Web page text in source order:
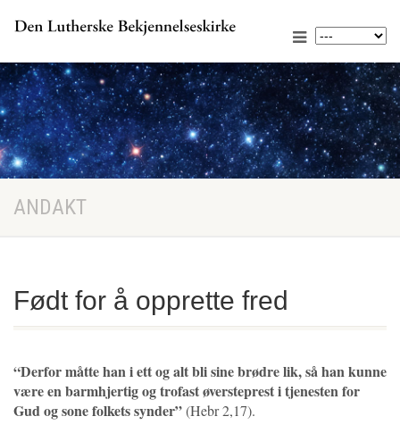
ANDAKT
Født for å opprette fred
“Derfor måtte han i ett og alt bli sine brødre lik, så han kunne
være en barmhjertig og trofast øversteprest i tjenesten for
Gud og sone folkets synder”(Hebr 2,17).